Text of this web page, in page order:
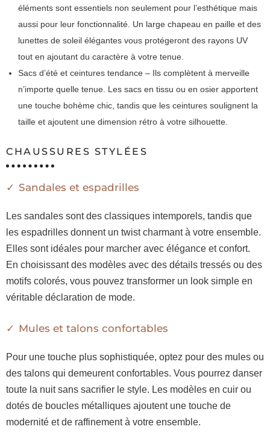
éléments sont essentiels non seulement pour l’esthétique mais
aussi pour leur fonctionnalité. Un large chapeau en paille et des
lunettes de soleil élégantes vous protégeront des rayons UV
tout en ajoutant du caractère à votre tenue.
Sacs d’été et ceintures tendance – Ils complètent à merveille
n’importe quelle tenue. Les sacs en tissu ou en osier apportent
une touche bohème chic, tandis que les ceintures soulignent la
taille et ajoutent une dimension rétro à votre silhouette.
CHAUSSURES STYLÉES
Sandales et espadrilles
Les sandales sont des classiques intemporels, tandis que
les espadrilles donnent un twist charmant à votre ensemble.
Elles sont idéales pour marcher avec élégance et confort.
En choisissant des modèles avec des détails tressés ou des
motifs colorés, vous pouvez transformer un look simple en
véritable déclaration de mode.
Mules et talons confortables
Pour une touche plus sophistiquée, optez pour des mules ou
des talons qui demeurent confortables. Vous pourrez danser
toute la nuit sans sacrifier le style. Les modèles en cuir ou
dotés de boucles métalliques ajoutent une touche de
modernité et de raffinement à votre ensemble.